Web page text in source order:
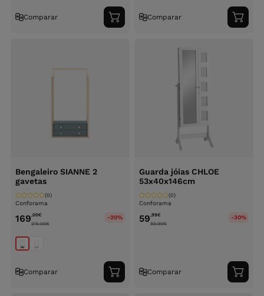
Comparar
Adicionar
ao
Comparar
ao
Bengaleiro SIANNE 2
gavetas
Conforama
(0)
169,00€
215.00€
-20%
Comparar
Adicionar
ao
Guarda jóias CHLOE
53x40x146cm
Conforama
(0)
59,99€
89.90€
-30%
Comparar
ao